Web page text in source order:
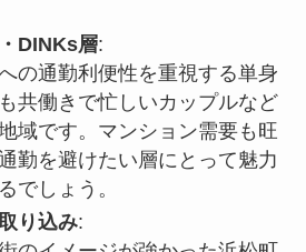
DINKs層:
の通勤利便性を重視する単身
共働きで忙しいカップルなど
域です。マンション需要も旺
勤を避けたい層にとって魅力
でしょう。
り込み: